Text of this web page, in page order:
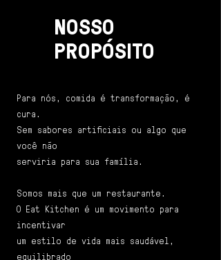
NOSSO
PROP​ÓSITO
Para nós, comida é transformação, é
cura.
Sem sabores artificiais ou algo que
você não
serviria para sua família.
Somos mais que um restaurante.
O Eat Kitchen é um movimento para
incentivar
um estilo de vida mais saudável,
equilibrado